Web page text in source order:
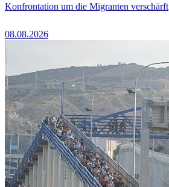
Konfrontation um die Migranten verschärft
08.08.2026